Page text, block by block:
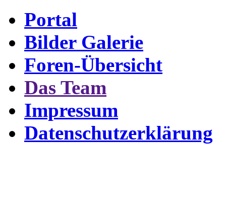
Portal
Bilder Galerie
Foren-Übersicht
Das Team
Impressum
Datenschutzerklärung